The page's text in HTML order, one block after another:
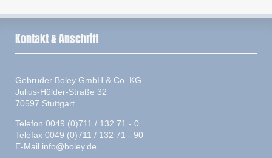
Kontakt & Anschrift
Gebrüder Boley GmbH & Co. KG
Julius-Hölder-Straße 32
70597 Stuttgart
Telefon 0049 (0)711 / 132 71 - 0
Telefax 0049 (0)711 / 132 71 - 90
E-Mail info@boley.de